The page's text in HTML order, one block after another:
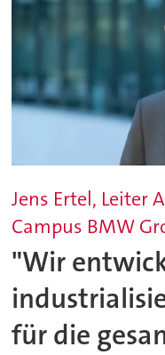
Jens Ertel, Leiter
Campus BMW
"Wir
für die